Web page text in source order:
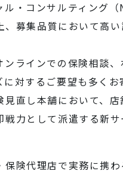
・コンサルティング
募集品質において高
ラインでの保険相談
対するご要望も多くお
直し本舗において、
力として派遣する新
険代理店で実務に携わ